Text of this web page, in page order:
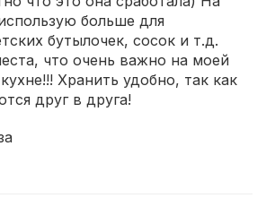
больше для
бутылочек, сосок и т.д.
что очень важно на моей
Хранить удобно, так как
друг в друга!